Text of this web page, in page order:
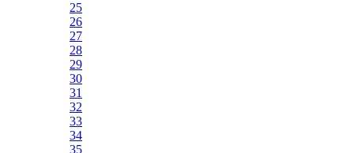
25
26
27
28
29
30
31
32
33
34
35